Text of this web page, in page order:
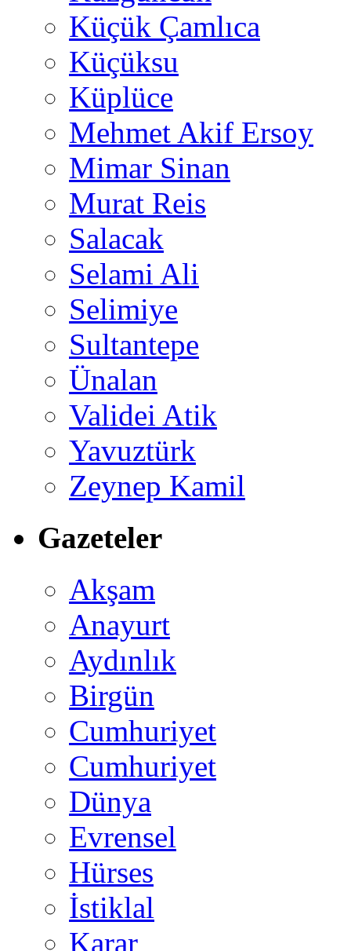
Küçük Çamlıca
Küçüksu
Küplüce
Mehmet Akif Ersoy
Mimar Sinan
Murat Reis
Salacak
Selami Ali
Selimiye
Sultantepe
Ünalan
Validei Atik
Yavuztürk
Zeynep Kamil
Gazeteler
Akşam
Anayurt
Aydınlık
Birgün
Cumhuriyet
Cumhuriyet
Dünya
Evrensel
Hürses
İstiklal
Karar